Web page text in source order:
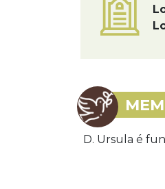
D. Ursula é